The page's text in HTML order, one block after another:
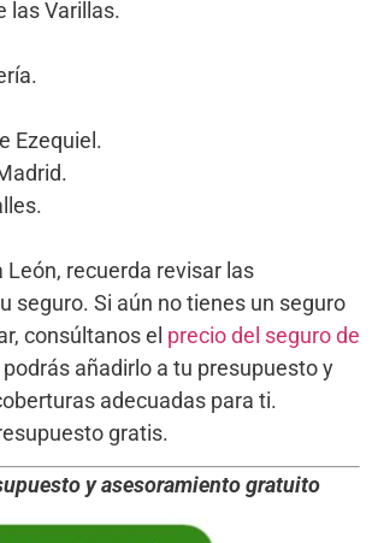
las Varillas.
Ezequiel.
León, recuerda revisar las
seguro. Si aún no tienes un seguro
consúltanos el precio del seguro de
podrás añadirlo a tu presupuesto y
adecuadas para ti.
gratis.
y asesoramiento gratuito